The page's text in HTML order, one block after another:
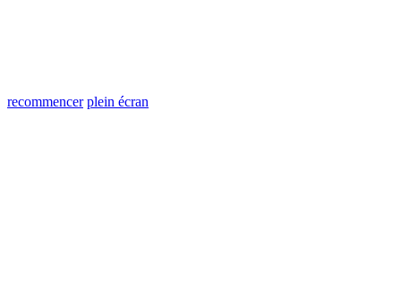
recommencer plein écran